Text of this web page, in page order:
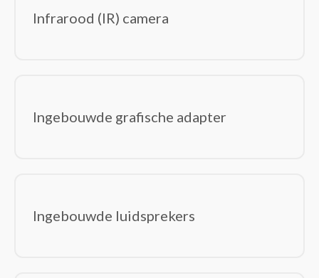
Infrarood (IR) camera
Ingebouwde grafische adapter
Ingebouwde luidsprekers